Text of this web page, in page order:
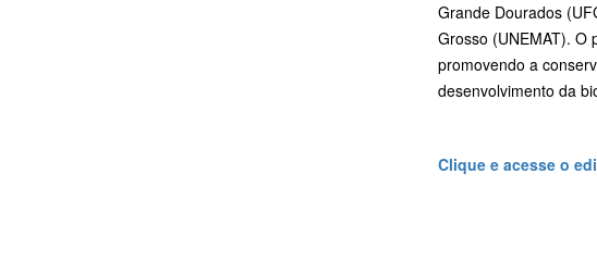
Grande Dourados
Grosso (UNEMAT). O
promovendo a
desenvolvimento da
Clique e acesse o